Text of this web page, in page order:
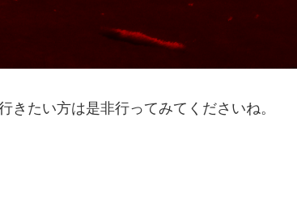
きたい方は是非行ってみてくださいね。